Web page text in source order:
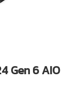
Gen 6 AIO